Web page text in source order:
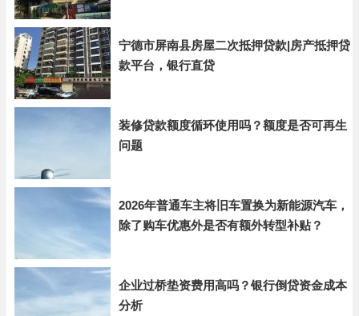
宁德市屏南县房屋二次抵押贷款|房产抵押贷
款平台，银行直贷
装修贷款额度循环使用吗？额度是否可再生
问题
2026年普通车主将旧车置换为新能源汽车，
除了购车优惠外是否有额外转型补贴？
企业过桥垫资费用高吗？银行倒贷资金成本
分析